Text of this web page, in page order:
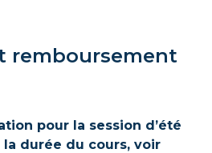
remboursement
pour la session d’été
la durée du cours, voir